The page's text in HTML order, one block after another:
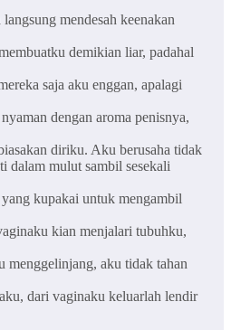
mendesah keenakan
demikian liar, padahal
saja aku enggan, apalagi
dengan aroma penisnya,
diriku. Aku berusaha tidak
dalam mulut sambil sesekali
kupakai untuk mengambil
kian menjalari tubuhku,
menggelinjang, aku tidak tahan
dari vaginaku keluarlah lendir